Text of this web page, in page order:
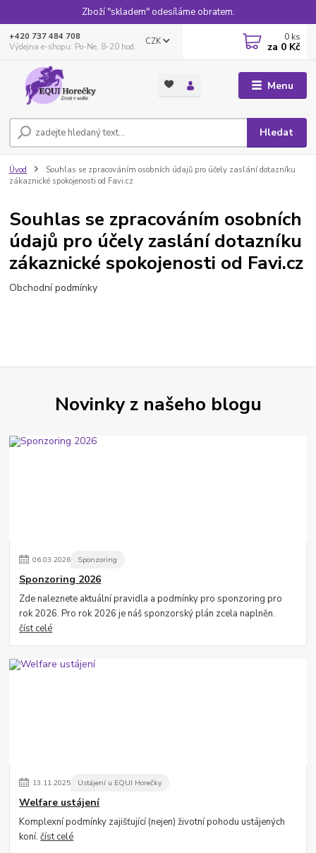
Zboží "skladem" odesíláme obratem.
Menu
CZK
Hledat
+420 737 484 708
Výdejna e-shopu: Po-Ne, 8-20 hod.
0 ks
za 0 Kč
Úvod
Souhlas se zpracováním osobních údajů pro účely zaslání dotazníku
zákaznické spokojenosti od Favi.cz
Souhlas se zpracováním osobních
údajů pro účely zaslání dotazníku
zákaznické spokojenosti od Favi.cz
Obchodní podmínky
Novinky z našeho blogu
06.03.2026 Sponzoring
Sponzoring 2026
Zde naleznete aktuální pravidla a podmínky pro sponzoring pro
rok 2026. Pro rok 2026 je náš sponzorský plán zcela naplněn.
číst celé
13.11.2025 Ustájení u EQUI Horečky
Welfare ustájení
Komplexní podmínky zajišťující (nejen) životní pohodu ustájených
koní.číst celé